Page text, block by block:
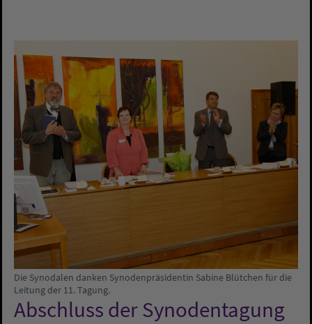
Die Synodalen danken Synodenpräsidentin Sabine Blütchen für die
Leitung der 11. Tagung.
Abschluss der Synodentagung